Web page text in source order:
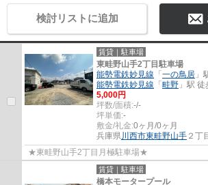
検討リストに追加
賃貸｜駐車場
東畦野山手2丁目駐車場
能勢電鉄妙見線 「 一の鳥居 」
能勢電鉄妙見線 「 畦野 」駅
5,000円
坪数/面積:-/-
坪単価:-
敷金/礼金:0ヶ月/0ヶ月
兵庫県川西市東畦野山手 ２丁
★東畦野山手2丁目月極駐車場★
賃貸｜駐車場
橋本モータープール